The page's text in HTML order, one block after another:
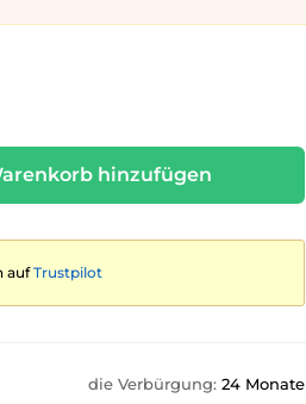
hinzufügen
aufTrustpilot
die Verbürgung: 24 Monate